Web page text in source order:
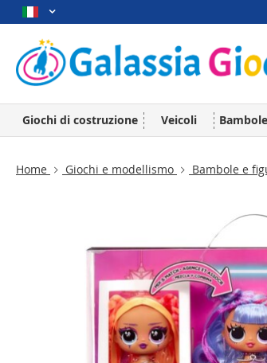
Giochi di costruzione Veicoli
Home Giochi e modellismo Bambole e